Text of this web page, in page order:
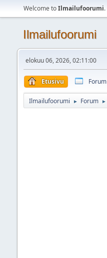
Welcome toIlmailufoorumi.
Ilmailufoorumi
elokuu 06, 2026, 02:11:00
Etusivu Forum
Ilmailufoorumi ► Forum ►